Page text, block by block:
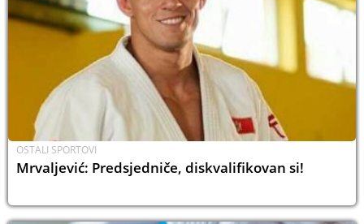
OSTALI SPORTOVI
Mrvaljević: Predsjedniče, diskvalifikovan si!